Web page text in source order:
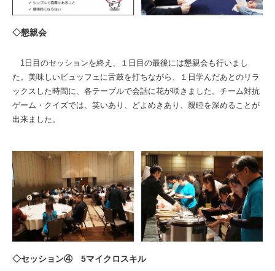
◇懇親会
1日目のセッションを終え、１日目の最後には懇親会も行いまし
た。美味しいビュッフェに舌鼓を打ちながら、１日学んだあとのリラ
ックスした時間に、各テーブルで会話に花が咲きました。チーム対抗
ゲーム・クイズでは、笑いあり、どよめきあり、親睦を深めることが
出来ました。
◇セッション④ 5マイクロスキル